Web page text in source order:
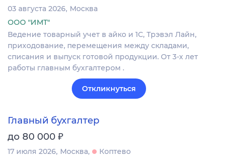
03 августа 2026 Москва
ООО "ИМТ"
Ведение товарный учет в айко и 1С, Трэвэл Лайн,
приходование, перемещения между складами,
списания и выпуск готовой продукции. От 3-х лет
работы главным бухгалтером .
Откликнуться
Главный бухгалтер
до 80 000 ₽
17 июля 2026 Москва
Коптево